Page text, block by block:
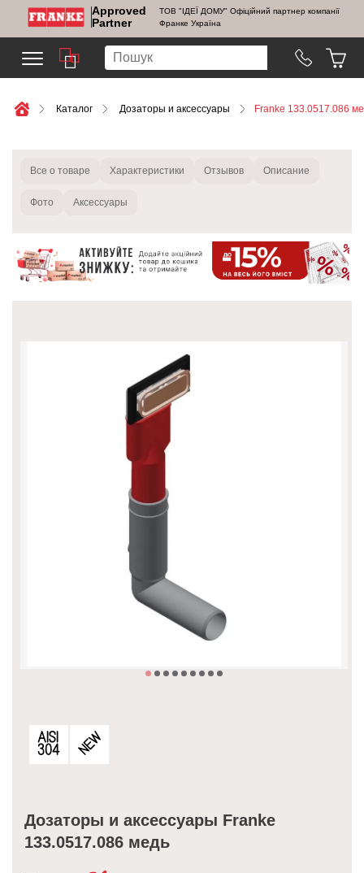
Approved
Partner
ТОВ "ІДЕЇ ДОМУ" Офіційний партнер компанії
Франке Україна
Каталог Дозаторы и аксессуары Franke 133.0517.086
Все о товаре Характеристики Отзывов Описание
Фото Аксессуары
Дозаторы и аксессуары Franke
133.0517.086 медь